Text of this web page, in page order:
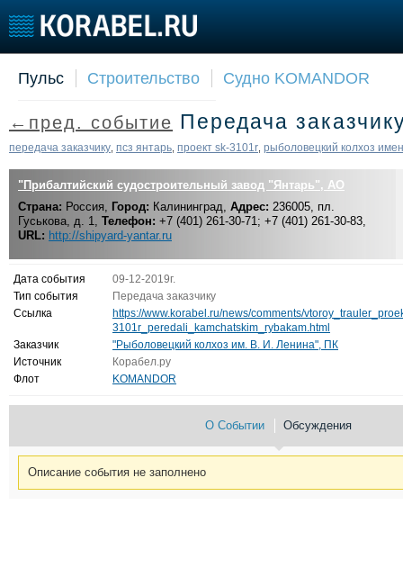
Пульс
Новости
Репутация
Работа
Крюинг
Реклама
Доска объявлений
Продажа флота
Изделия
Материалы
Услуги
Личности
Пульс Строительство Судно KOMANDOR
←пред. событие Передача
передача заказчику псз янтарь проект sk-3101r рыболовецкий колхоз
"Прибалтийский судостроительный завод "Янтарь", АО
Страна: Россия, Город: Калининград, Адрес: 236005, пл.
Гуськова, д. 1, Телефон: +7 (401) 261-30-71; +7 (401) 261-30-83,
URL: http://shipyard-yantar.ru
Дата события
09-12-2019г.
Тип события
Передача заказчику
Ссылка
https://www.korabel.ru/news/comments/
3101r_peredali_kamchatskim_rybakam.html
Заказчик
"Рыболовецкий колхоз им. В. И. Ленина", ПК
Источник
Корабел.ру
Флот
KOMANDOR
О Событии Обсуждения
Описание события не заполнено